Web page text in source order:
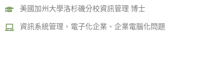
美國加州大學洛杉磯分校資訊管理 博士
資訊系統管理、電子化企業、企業電腦化問題